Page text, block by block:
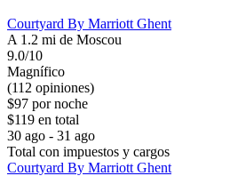
Courtyard By Marriott Ghent
A 1.2 mi de Moscou
9.0/10
Magnífico
(112 opiniones)
$97 por noche
$119 en total
30 ago - 31 ago
Total con impuestos y cargos
Courtyard By Marriott Ghent